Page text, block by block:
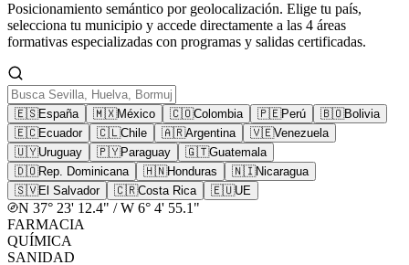
Posicionamiento semántico por geolocalización. Elige tu país,
selecciona tu municipio y accede directamente a las 4 áreas
formativas especializadas con programas y salidas certificadas.
🇪🇸España 🇲🇽México 🇨🇴Colombia 🇵🇪Perú 🇧🇴Bolivia
🇪🇨Ecuador 🇨🇱Chile 🇦🇷Argentina 🇻🇪Venezuela
🇺🇾Uruguay 🇵🇾Paraguay 🇬🇹Guatemala
🇩🇴Rep. Dominicana 🇭🇳Honduras 🇳🇮Nicaragua
🇸🇻El Salvador 🇨🇷Costa Rica 🇪🇺UE
N 37° 23' 12.4" / W 6° 4' 55.1"
FARMACIA
QUÍMICA
SANIDAD